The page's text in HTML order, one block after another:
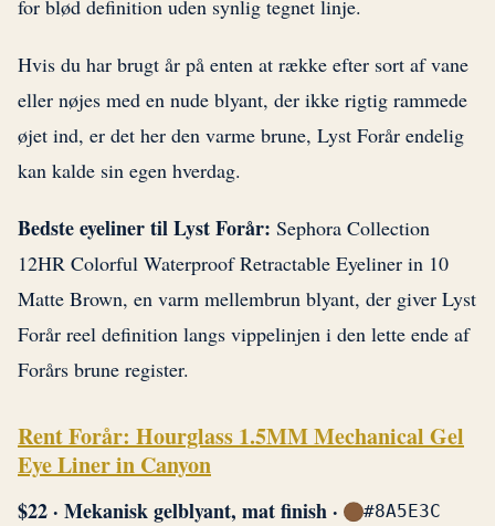
for blød definition uden synlig tegnet linje.
Hvis du har brugt år på enten at række efter sort af vane
eller nøjes med en nude blyant, der ikke rigtig rammede
øjet ind, er det her den varme brune, Lyst Forår endelig
kan kalde sin egen hverdag.
Bedste eyeliner til Lyst Forår: Sephora Collection
12HR Colorful Waterproof Retractable Eyeliner in 10
Matte Brown, en varm mellembrun blyant, der giver Lyst
Forår reel definition langs vippelinjen i den lette ende af
Forårs brune register.
Rent Forår: Hourglass 1.5MM Mechanical Gel
Eye Liner in Canyon
$22 · Mekanisk gelblyant, mat finish · #8A5E3C